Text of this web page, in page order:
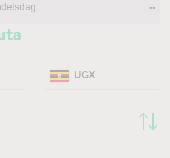
--
UGX